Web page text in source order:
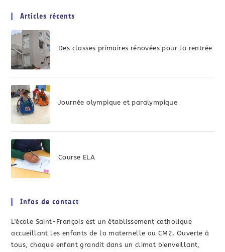
Articles récents
Des classes primaires rénovées pour la rentrée
Journée olympique et paralympique
Course ELA
Infos de contact
L'école Saint-François est un établissement catholique
accueillant les enfants de la maternelle au CM2. Ouverte à
tous, chaque enfant grandit dans un climat bienveillant,